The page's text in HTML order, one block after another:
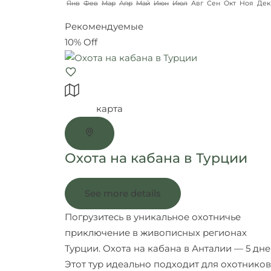
Янв Фев Мар Апр Май Июн Июл Авг Сен Окт Ноя Дек
Рекомендуемые
10% Off
карта
Охота на кабана в Турции
See more details
Погрузитесь в уникальное охотничье
приключение в живописных регионах
Турции. Охота на кабана в Анталии — 5
Этот тур идеально подходит для охотников